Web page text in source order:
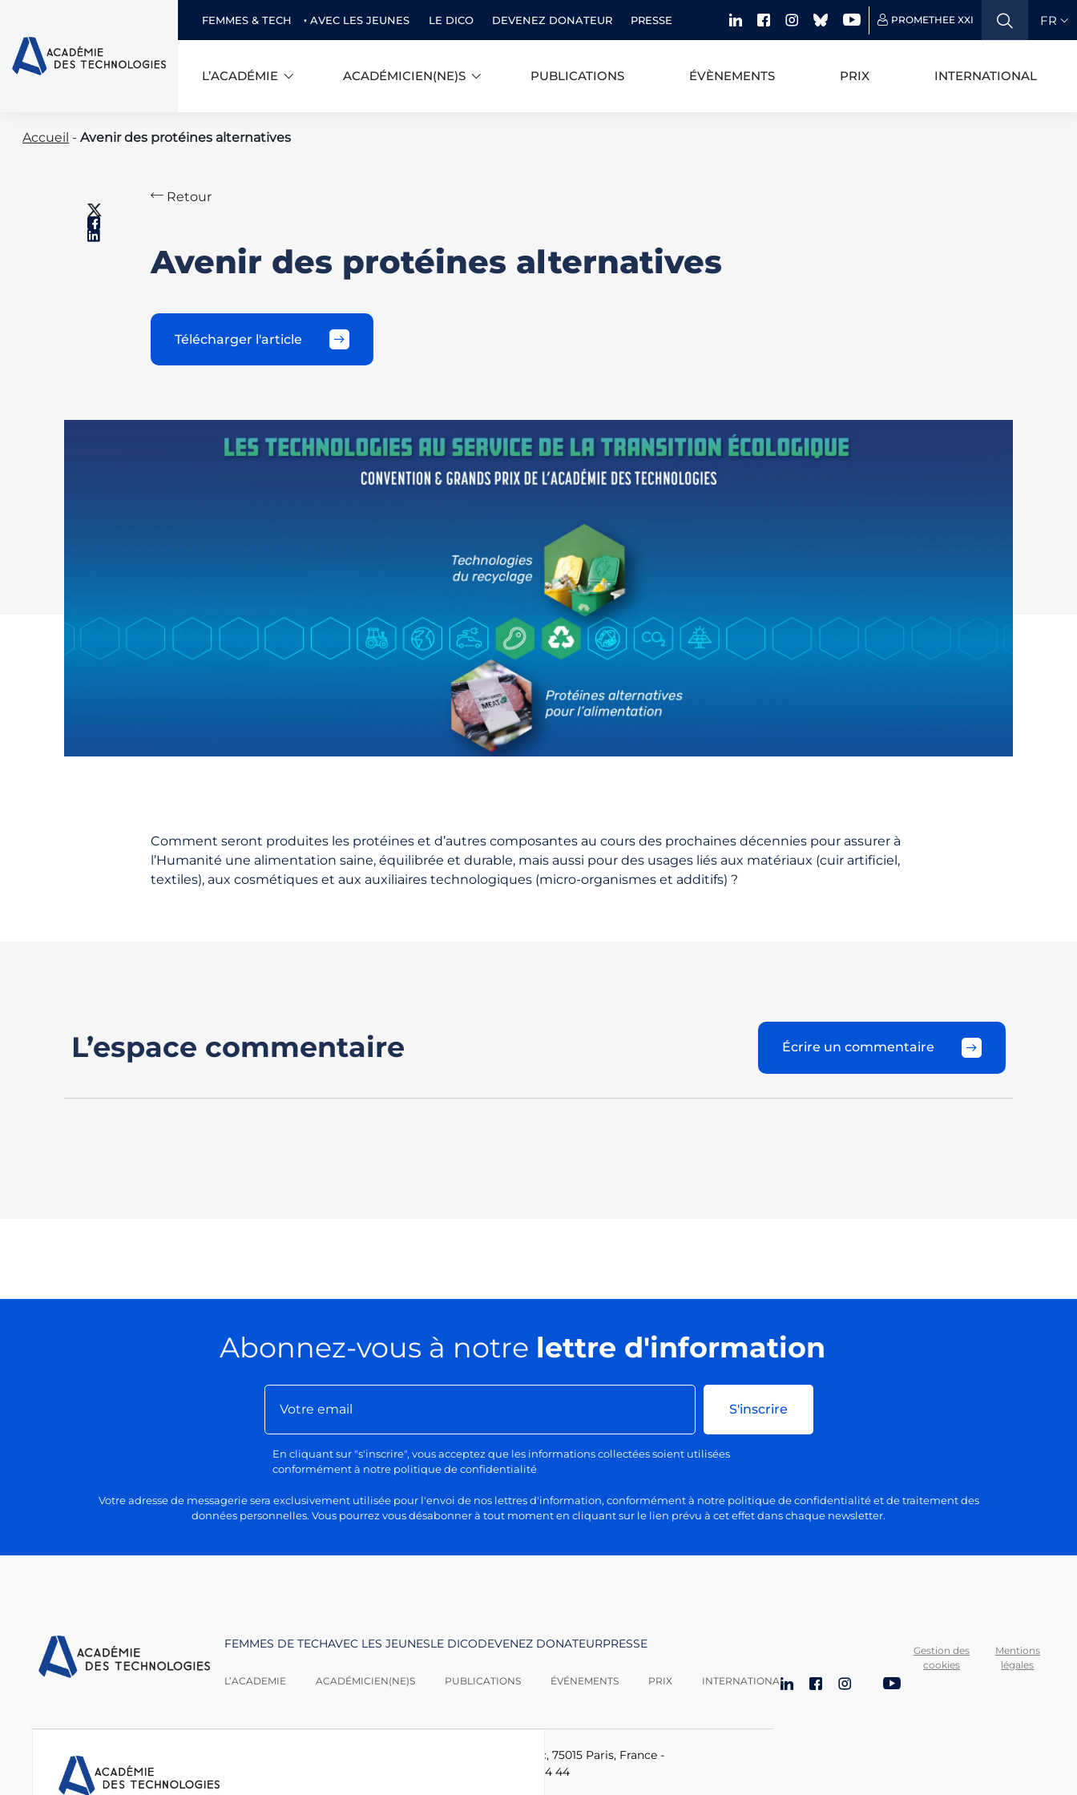
FEMMES & TECH AVEC LES JEUNES LE DICO DEVENEZ DONATEUR PRESSE PROMETHEE XXI FR
L’ACADÉMIE ACADÉMICIEN(NE)S PUBLICATIONS ÉVÈNEMENTS PRIX INTERNATIONAL
Accueil - Avenir des protéines alternatives
Retour
Avenir des protéines alternatives
Télécharger l'article
Comment seront produites les protéines et d’autres composantes au cours des prochaines décennies pour assurer à
l’Humanité une alimentation saine, équilibrée et durable, mais aussi pour des usages liés aux matériaux (cuir artificiel,
textiles), aux cosmétiques et aux auxiliaires technologiques (micro-organismes et additifs) ?
L’espace commentaire Écrire un commentaire
Abonnez-vous à notre lettre d'information
S'inscrire
En cliquant sur "s'inscrire", vous acceptez que les informations collectées soient utilisées
conformément à notre politique de confidentialité
Votre adresse de messagerie sera exclusivement utilisée pour l'envoi de nos lettres d'information, conformément à notre politique de confidentialité et de traitement des
données personnelles. Vous pourrez vous désabonner à tout moment en cliquant sur le lien prévu à cet effet dans chaque newsletter.
FEMMES DE TECHAVEC LES JEUNESLE DICODEVENEZ DONATEURPRESSE
L’ACADEMIE ACADÉMICIEN(NE)S PUBLICATIONS ÉVÉNEMENTS PRIX INTERNATIONAL
Le Ponant, 19 rue Leblanc, 75015 Paris, France -
+33 (0)1 53 85 44 44
LinkedInFacebook
Instagram
BlueskyYouTube
Gestion des
cookies
Mentions
légales